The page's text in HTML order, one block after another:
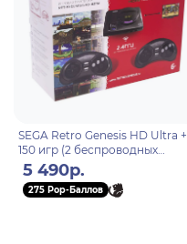
SEGA Retro Genesis HD Ultra +
150 игр (2 беспроводных
2.4ГГц джойстика, HDMI
кабель)
5 490р.
275 Pop-Баллов